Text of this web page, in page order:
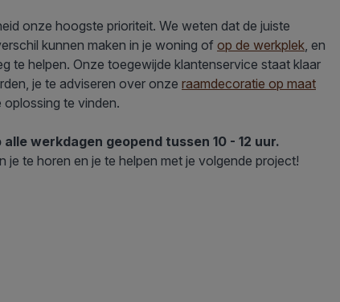
onze hoogste prioriteit. We weten dat de juiste
kunnen maken in je woning of op de werkplek , en
te helpen. Onze toegewijde klantenservice staat klaar
je te adviseren over onze raamdecoratie op maat
te vinden.
alle werkdagen geopend tussen 10 - 12 uur.
je te horen en je te helpen met je volgende project!